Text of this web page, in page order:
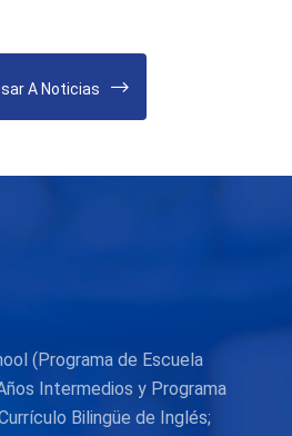
A Noticias
(Programa de Escuela
Intermedios y Programa
Bilingüe de Inglés;